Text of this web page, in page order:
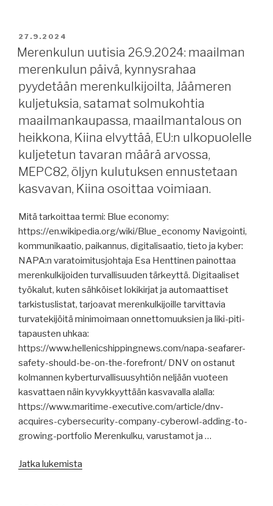
uusi
lauttavarustamo
Saaristomerelle,
USA:n
satamalakko,
Venäjä
vie
viljaansa
Itämeren
kautta,
Kiinan
maailmankauppa
on
menossa,
MEPC82
päällikkö
päälliköille
turvaohjeet,
kriisit
JULKAISTU
27.9.2024
Merenkulun uutisia 26.9.2024: maailman
merenkulun päivä, kynnysrahaa
pyydetään merenkulkijoilta, Jäämeren
kuljetuksia, satamat solmukohtia
maailmankaupassa, maailmantalous on
heikkona, Kiina elvyttää, EU:n ulkopuolelle
kuljetetun tavaran määrä arvossa,
MEPC82, öljyn kulutuksen ennustetaan
kasvavan, Kiina osoittaa voimiaan.
Mitä tarkoittaa termi: Blue economy:
https://en.wikipedia.org/wiki/Blue_economy Navigointi,
kommunikaatio, paikannus, digitalisaatio, tieto ja kyber:
NAPA:n varatoimitusjohtaja Esa Henttinen painottaa
merenkulkijoiden turvallisuuden tärkeyttä. Digitaaliset
työkalut, kuten sähköiset lokikirjat ja automaattiset
tarkistuslistat, tarjoavat merenkulkijoille tarvittavia
turvatekijöitä minimoimaan onnettomuuksien ja liki-piti-
tapausten uhkaa:
https://www.hellenicshippingnews.com/napa-seafarer-
safety-should-be-on-the-forefront/ DNV on ostanut
kolmannen kyberturvallisuusyhtiön neljään vuoteen
kasvattaen näin kyvykkyyttään kasvavalla alalla:
https://www.maritime-executive.com/article/dnv-
acquires-cybersecurity-company-cyberowl-adding-to-
growing-portfolio Merenkulku, varustamot ja …
Jatka lukemista